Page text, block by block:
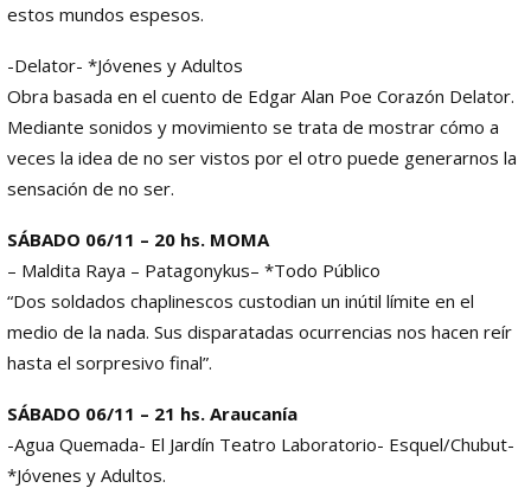
estos mundos espesos.
-Delator- *Jóvenes y Adultos
Obra basada en el cuento de Edgar Alan Poe Corazón Delator.
Mediante sonidos y movimiento se trata de mostrar cómo a
veces la idea de no ser vistos por el otro puede generarnos la
sensación de no ser.
SÁBADO 06/11 – 20 hs. MOMA
– Maldita Raya – Patagonykus– *Todo Público
“Dos soldados chaplinescos custodian un inútil límite en el
medio de la nada. Sus disparatadas ocurrencias nos hacen reír
hasta el sorpresivo final”.
SÁBADO 06/11 – 21 hs. Araucanía
-Agua Quemada- El Jardín Teatro Laboratorio- Esquel/Chubut-
*Jóvenes y Adultos.